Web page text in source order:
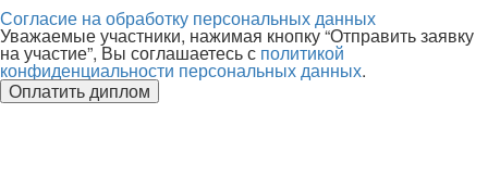
Согласие на обработку персональных данных
Уважаемые участники, нажимая кнопку “Отправить заявку
на участие”, Вы соглашаетесь с политикой
конфиденциальности персональных данных.